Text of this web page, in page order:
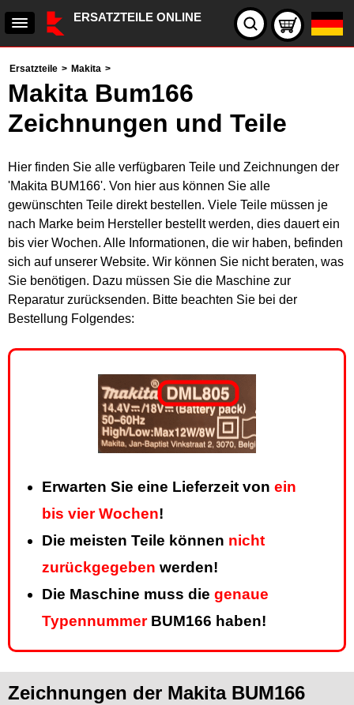
ERSATZTEILE ONLINE
Ersatzteile > Makita >
Makita Bum166
Zeichnungen und Teile
Hier finden Sie alle verfügbaren Teile und Zeichnungen der
'Makita BUM166'. Von hier aus können Sie alle
gewünschten Teile direkt bestellen. Viele Teile müssen je
nach Marke beim Hersteller bestellt werden, dies dauert ein
bis vier Wochen. Alle Informationen, die wir haben, befinden
sich auf unserer Website. Wir können Sie nicht beraten, was
Sie benötigen. Dazu müssen Sie die Maschine zur
Reparatur zurücksenden. Bitte beachten Sie bei der
Bestellung Folgendes:
Erwarten Sie eine Lieferzeit von ein
bis vier Wochen!
Die meisten Teile können nicht
zurückgegeben werden!
Die Maschine muss die genaue
TypennummerBUM166 haben!
Zeichnungen der Makita BUM166